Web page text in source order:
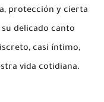
protección y cierta
delicado canto
casi íntimo,
vida cotidiana.